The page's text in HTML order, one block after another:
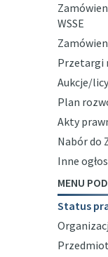
WSSE
Przetargi
Aukcje/
Plan
Akty
Nabór do
Inne
MENU
Status